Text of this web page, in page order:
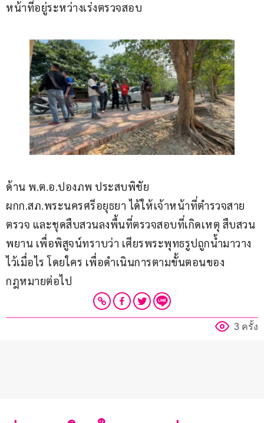
หน้าที่อยู่ระหว่างเร่งตรวจสอบ
ด้าน พ.ต.อ.ปองภพ ประสบพิชัย
ผกก.สภ.พระนครศรีอยุธยา ได้ให้เจ้าหน้าที่ตำรวจสาย
ตรวจ และชุดสืบสวนลงพื้นที่ตรวจสอบที่เกิดเหตุ สืบสวน
พยาน เพื่อพิสูจน์ทราบว่า เศียรพระพุทธรูปถูกน้ำมาวาง
ไว้เมื่อไร โดยใคร เพื่อดำเนินการตามขั้นตอนของ
กฎหมายต่อไป
3 ครั้ง